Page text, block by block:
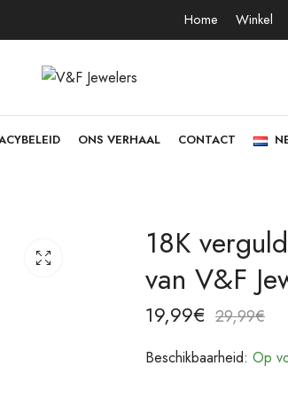
Home Winkel
ONS VERHAAL CONTACT
18K
van V&F
19,99€ 29,99€
Beschikbaarheid: Op